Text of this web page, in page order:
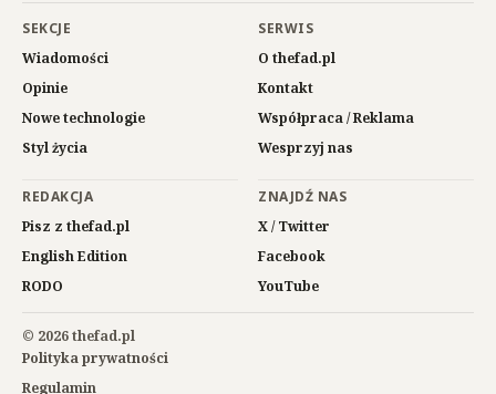
SEKCJE
Wiadomości
Opinie
Nowe technologie
Styl życia
SERWIS
O thefad.pl
Kontakt
Współpraca / Reklama
Wesprzyj nas
REDAKCJA
Pisz z thefad.pl
English Edition
RODO
ZNAJDŹ NAS
X / Twitter
Facebook
YouTube
© 2026 thefad.pl
Polityka prywatności
Regulamin